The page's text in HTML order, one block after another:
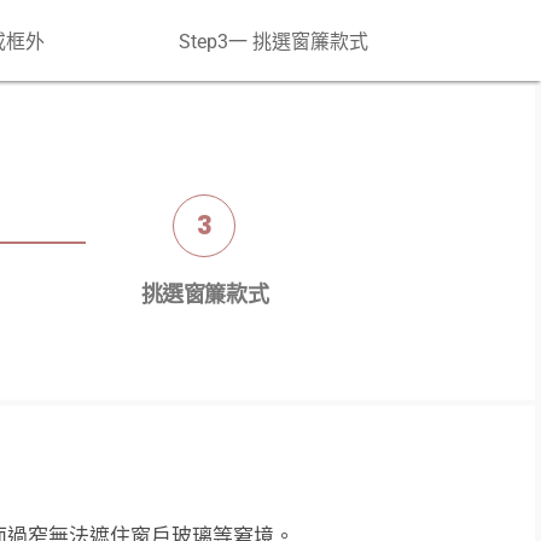
框外 Step3一 挑選窗簾款式
3
挑選窗簾款式
窄無法遮住窗戶玻璃等窘境。